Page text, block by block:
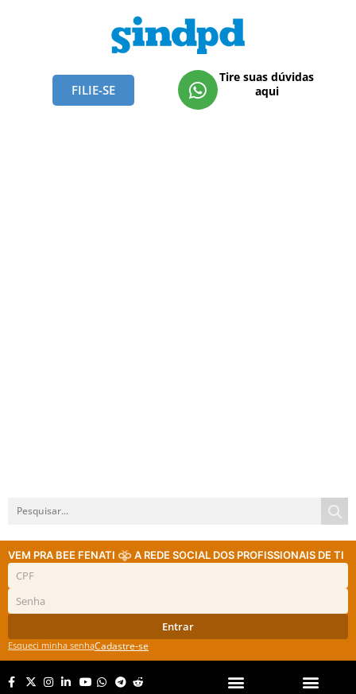
FILIE-SE
Tire suas dúvidas
aqui
VEM PRA BEE FENATI A REDE SOCIAL DOS PROFISSIONAIS DE TI
Entrar
Esqueci minha senhaCadastre-se